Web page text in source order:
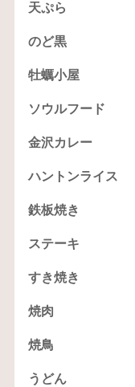
天ぷら
のど黒
牡蠣小屋
ソウルフード
金沢カレー
ハントンライス
鉄板焼き
ステーキ
すき焼き
焼肉
焼鳥
うどん